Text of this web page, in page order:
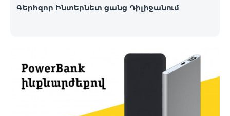
Գերհզոր Ինտերնետ ցանց Դիլիջանում